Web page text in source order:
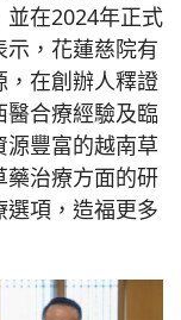
並在2024年正式
，花蓮慈院有
，在創辦人釋證
合療經驗及臨
豐富的越南草
藥治療方面的研
項，造福更多